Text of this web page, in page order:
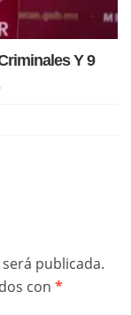
Y 9
publicada.
con *